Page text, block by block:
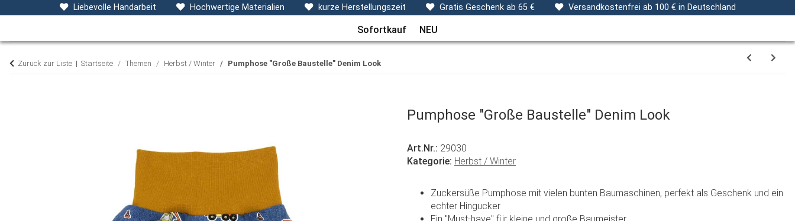
Liebevolle Handarbeit Hochwertige Materialien kurze Herstellungszeit Gratis Geschenk ab 65 € Versandkostenfrei ab 100 € in Deutschland
Baby- & Kinderkleidung Accessoires Decken, Kissen & Co Themen Sets Frühchenkleidung Stoffe Gutscheine Verpackungsservice
Sofortkauf NEU
Zurück zur Liste Startseite Themen Herbst / Winter Pumphose "Große Baustelle" Denim Look
Pumphose "Große Baustelle" Denim Look
Art.Nr.: 29030
Kategorie: Herbst / Winter
Zuckersüße Pumphose mit vielen bunten Baumaschinen, perfekt als Geschenk und ein
echter Hingucker